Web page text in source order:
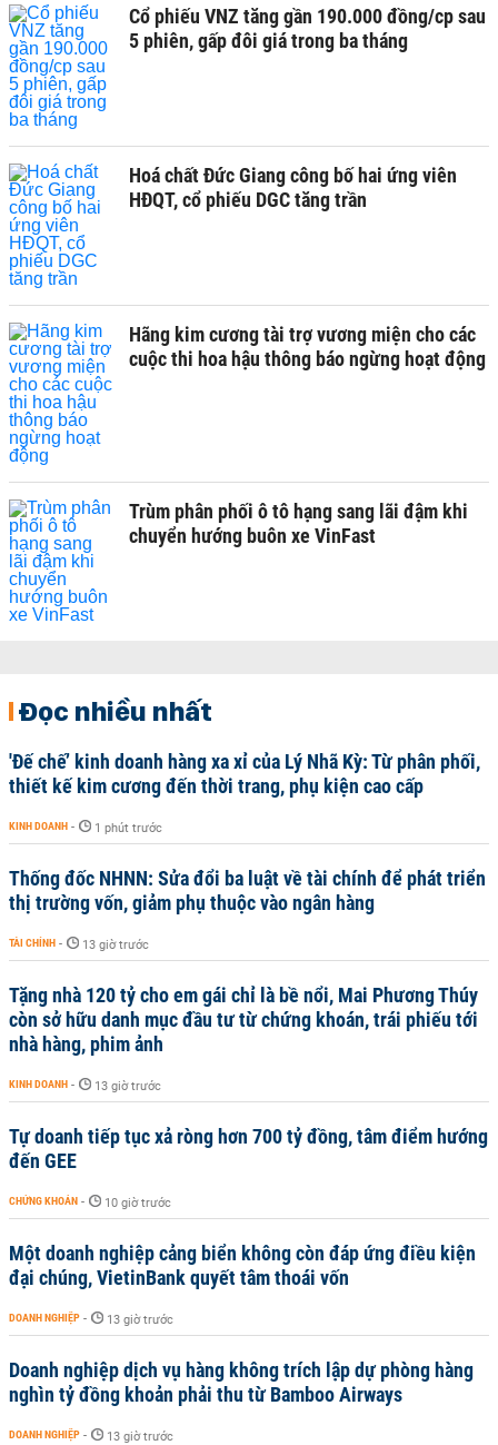
Cổ phiếu VNZ tăng gần 190.000 đồng/cp sau
5 phiên, gấp đôi giá trong ba tháng
Hoá chất Đức Giang công bố hai ứng viên
HĐQT, cổ phiếu DGC tăng trần
Hãng kim cương tài trợ vương miện cho các
cuộc thi hoa hậu thông báo ngừng hoạt động
Trùm phân phối ô tô hạng sang lãi đậm khi
chuyển hướng buôn xe VinFast
Đọc nhiều nhất
'Đế chế’ kinh doanh hàng xa xỉ của Lý Nhã Kỳ: Từ phân phối,
thiết kế kim cương đến thời trang, phụ kiện cao cấp
KINH DOANH - 1 phút trước
Thống đốc NHNN: Sửa đổi ba luật về tài chính để phát triển
thị trường vốn, giảm phụ thuộc vào ngân hàng
TÀI CHÍNH - 13 giờ trước
Tặng nhà 120 tỷ cho em gái chỉ là bề nổi, Mai Phương Thúy
còn sở hữu danh mục đầu tư từ chứng khoán, trái phiếu tới
nhà hàng, phim ảnh
KINH DOANH - 13 giờ trước
Tự doanh tiếp tục xả ròng hơn 700 tỷ đồng, tâm điểm hướng
đến GEE
CHỨNG KHOÁN - 10 giờ trước
Một doanh nghiệp cảng biển không còn đáp ứng điều kiện
đại chúng, VietinBank quyết tâm thoái vốn
DOANH NGHIỆP - 13 giờ trước
Doanh nghiệp dịch vụ hàng không trích lập dự phòng hàng
nghìn tỷ đồng khoản phải thu từ Bamboo Airways
DOANH NGHIỆP - 13 giờ trước